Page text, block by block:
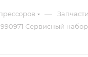
—
Сервисный набор